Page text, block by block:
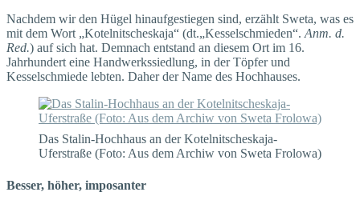
Nachdem wir den Hügel hinaufgestiegen sind, erzählt Sweta, was es
mit dem Wort „Kotelnitscheskaja“ (dt.„Kesselschmieden“.Anm. d.
Red.) auf sich hat. Demnach entstand an diesem Ort im 16.
Jahrhundert eine Handwerkssiedlung, in der Töpfer und
Kesselschmiede lebten. Daher der Name des Hochhauses.
Das Stalin-Hochhaus an der Kotelnitscheskaja-
Uferstraße (Foto: Aus dem Archiw von Sweta Frolowa)
Besser, höher, imposanter